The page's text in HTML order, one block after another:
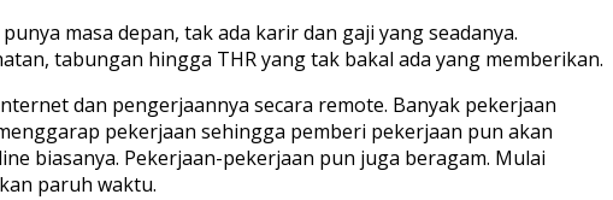
masa depan, tak ada karir dan gaji yang seadanya.
tabungan hingga THR yang tak bakal ada yang memberikan.
dan pengerjaannya secara remote. Banyak pekerjaan
pekerjaan sehingga pemberi pekerjaan pun akan
biasanya. Pekerjaan-pekerjaan pun juga beragam. Mulai
paruh waktu.